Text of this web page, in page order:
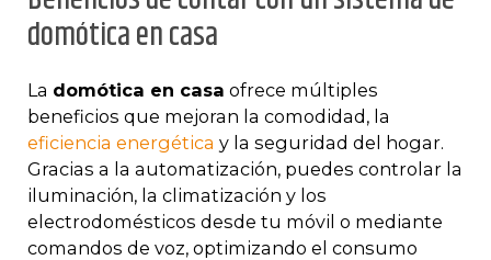
domótica en casa
La domótica en casa ofrece múltiples
beneficios que mejoran la comodidad, la
eficiencia energética y la seguridad del hogar.
Gracias a la automatización, puedes controlar la
iluminación, la climatización y los
electrodomésticos desde tu móvil o mediante
comandos de voz, optimizando el consumo